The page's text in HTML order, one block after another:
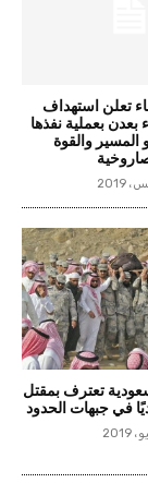
تعلن استهداف
بعدن بعملية نفذها
المسير والقوة
تعترف بمقتل